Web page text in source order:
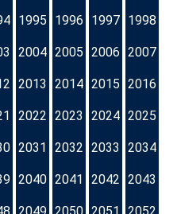
1995 1996 1997 1998
2004 2005 2006 2007
2013 2014 2015 2016
2022 2023 2024 2025
2031 2032 2033 2034
2040 2041 2042 2043